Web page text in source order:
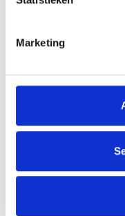
Marketing
AANMELDEN LID